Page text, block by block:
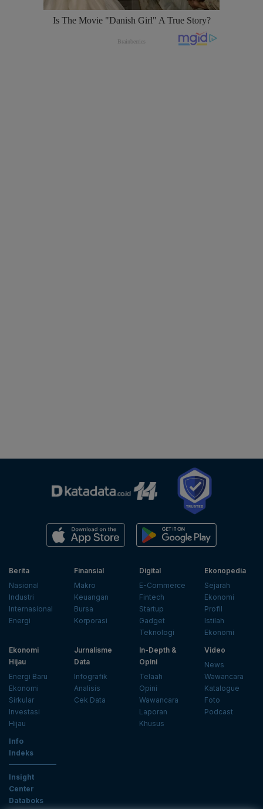
Berita
Nasional
Industri
Internasional
Energi
Finansial
Makro
Keuangan
Bursa
Korporasi
Digital
E-Commerce
Fintech
Startup
Gadget
Teknologi
Ekonopedia
Sejarah
Ekonomi
Profil
Istilah
Ekonomi
Ekonomi
Hijau
Energi Baru
Ekonomi
Sirkular
Investasi
Hijau
Jurnalisme
Data
Infografik
Analisis
Cek Data
In-Depth &
Opini
Telaah
Opini
Wawancara
Laporan
Khusus
Video
News
Wawancara
Katalogue
Foto
Podcast
Info
Indeks
Insight
Center
Databoks